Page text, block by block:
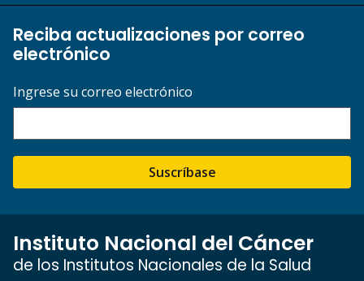
Reciba actualizaciones por correo
electrónico
Ingrese su correo electrónico
Suscríbase
Instituto Nacional del Cáncer
de los Institutos Nacionales de la Salud